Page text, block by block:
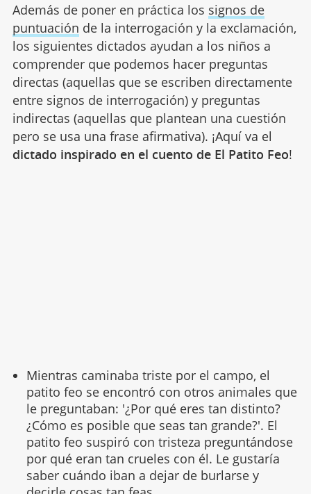
Además de poner en práctica los signos de
puntuación de la interrogación y la exclamación,
los siguientes dictados ayudan a los niños a
comprender que podemos hacer preguntas
directas (aquellas que se escriben directamente
entre signos de interrogación) y preguntas
indirectas (aquellas que plantean una cuestión
pero se usa una frase afirmativa). ¡Aquí va el
dictado inspirado en el cuento de El Patito Feo!
Mientras caminaba triste por el campo, el
patito feo se encontró con otros animales que
le preguntaban: '¿Por qué eres tan distinto?
¿Cómo es posible que seas tan grande?'. El
patito feo suspiró con tristeza preguntándose
por qué eran tan crueles con él. Le gustaría
saber cuándo iban a dejar de burlarse y